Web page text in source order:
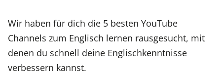
Wir haben für dich die 5 besten YouTube
Channels zum Englisch lernen rausgesucht, mit
denen du schnell deine Englischkenntnisse
verbessern kannst.